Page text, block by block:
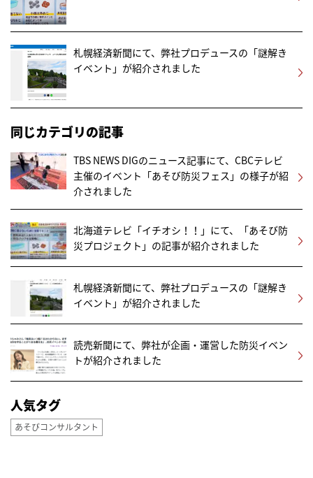
札幌経済新聞にて、弊社プロデュースの「謎解き
イベント」が紹介されました
同じカテゴリの記事
TBS NEWS DIGのニュース記事にて、CBCテレビ
主催のイベント「あそび防災フェス」の様子が紹
介されました
北海道テレビ「イチオシ！！」にて、「あそび防
災プロジェクト」の記事が紹介されました
札幌経済新聞にて、弊社プロデュースの「謎解き
イベント」が紹介されました
読売新聞にて、弊社が企画・運営した防災イベン
トが紹介されました
人気タグ
あそびコンサルタント